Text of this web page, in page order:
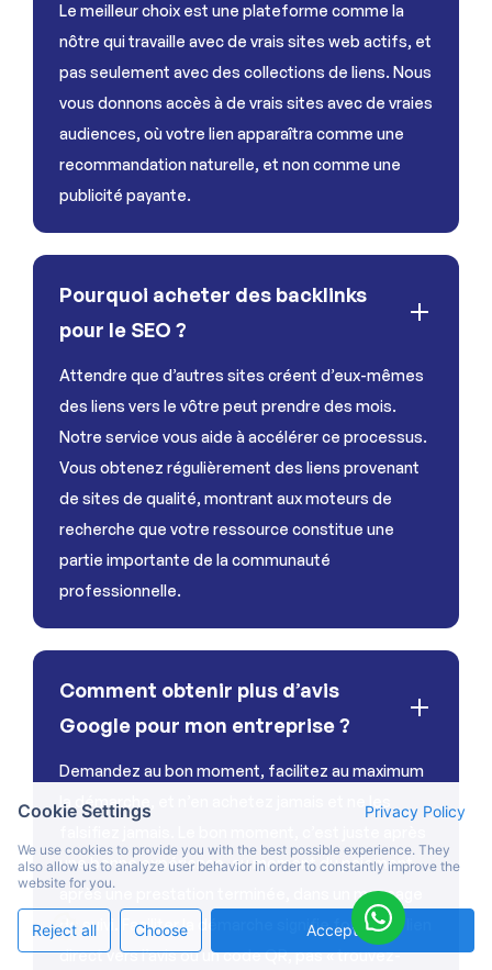
Le meilleur choix est une plateforme comme la
nôtre qui travaille avec de vrais sites web actifs, et
pas seulement avec des collections de liens. Nous
vous donnons accès à de vrais sites avec de vraies
audiences, où votre lien apparaîtra comme une
recommandation naturelle, et non comme une
publicité payante.
Pourquoi acheter des backlinks
pour le SEO ?
Attendre que d’autres sites créent d’eux-mêmes
des liens vers le vôtre peut prendre des mois.
Notre service vous aide à accélérer ce processus.
Vous obtenez régulièrement des liens provenant
de sites de qualité, montrant aux moteurs de
recherche que votre ressource constitue une
partie importante de la communauté
professionnelle.
Comment obtenir plus d’avis
Google pour mon entreprise ?
Demandez au bon moment, facilitez au maximum
la démarche, et n’en achetez jamais et ne les
une bonne expérience, au moment du paiement,
après une prestation terminée, dans un message
de suivi. Faciliter la démarche signifie fournir un lien
direct vers l’avis ou un code QR, pas « trouvez-
Cookie Settings Privacy Policy
We use cookies to provide you with the best possible experience. They
also allow us to analyze user behavior in order to constantly improve the
website for you.
Reject all Choose Accept All